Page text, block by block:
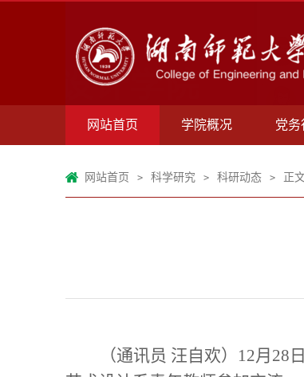
网站首页 学院概况 党务
网站首页 > 科学研究 > 科研动态 > 正
（通讯员 汪自欢） 12月28